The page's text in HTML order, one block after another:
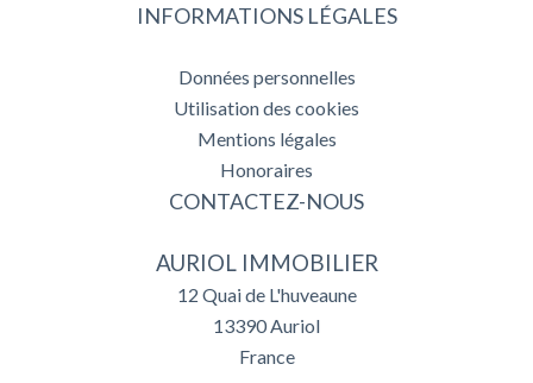
INFORMATIONS LÉGALES
Données personnelles
Utilisation des cookies
Mentions légales
Honoraires
CONTACTEZ-NOUS
AURIOL IMMOBILIER
12 Quai de L'huveaune
13390Auriol
France